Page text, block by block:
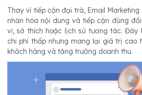
Thay vì tiếp cận đại trà, Email
nhân hóa nội dung và tiếp cận đúng
vi, sở thích hoặc lịch sử tương tác. Đây
chi phí thấp nhưng mang lại giá trị cao
khách hàng và tăng trưởng doanh thu.